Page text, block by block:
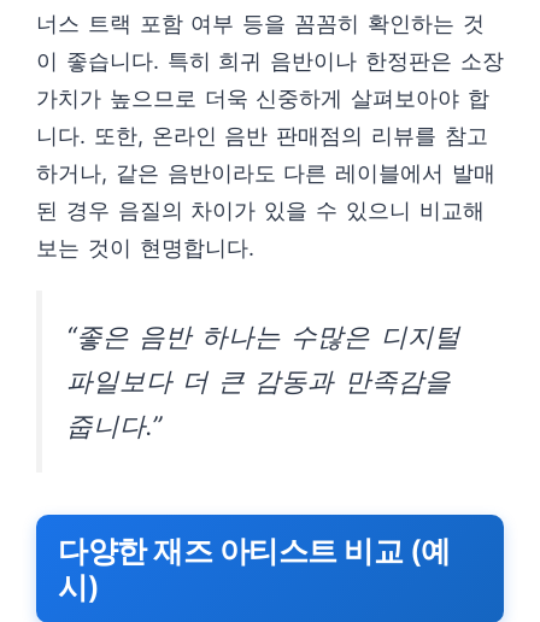
너스 트랙 포함 여부 등을 꼼꼼히 확인하는 것
이 좋습니다. 특히 희귀 음반이나 한정판은 소장
가치가 높으므로 더욱 신중하게 살펴보아야 합
니다. 또한, 온라인 음반 판매점의 리뷰를 참고
하거나, 같은 음반이라도 다른 레이블에서 발매
된 경우 음질의 차이가 있을 수 있으니 비교해
보는 것이 현명합니다.
“좋은 음반 하나는 수많은 디지털
파일보다 더 큰 감동과 만족감을
줍니다.”
다양한 재즈 아티스트 비교 (예
시)